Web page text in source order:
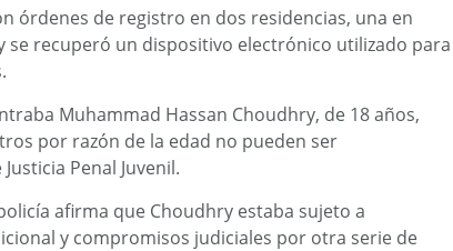
órdenes de registro en dos residencias, una en
se recuperó un dispositivo electrónico utilizado para
Muhammad Hassan Choudhry, de 18 años,
por razón de la edad no pueden ser
Penal Juvenil.
afirma que Choudhry estaba sujeto a
y compromisos judiciales por otra serie de